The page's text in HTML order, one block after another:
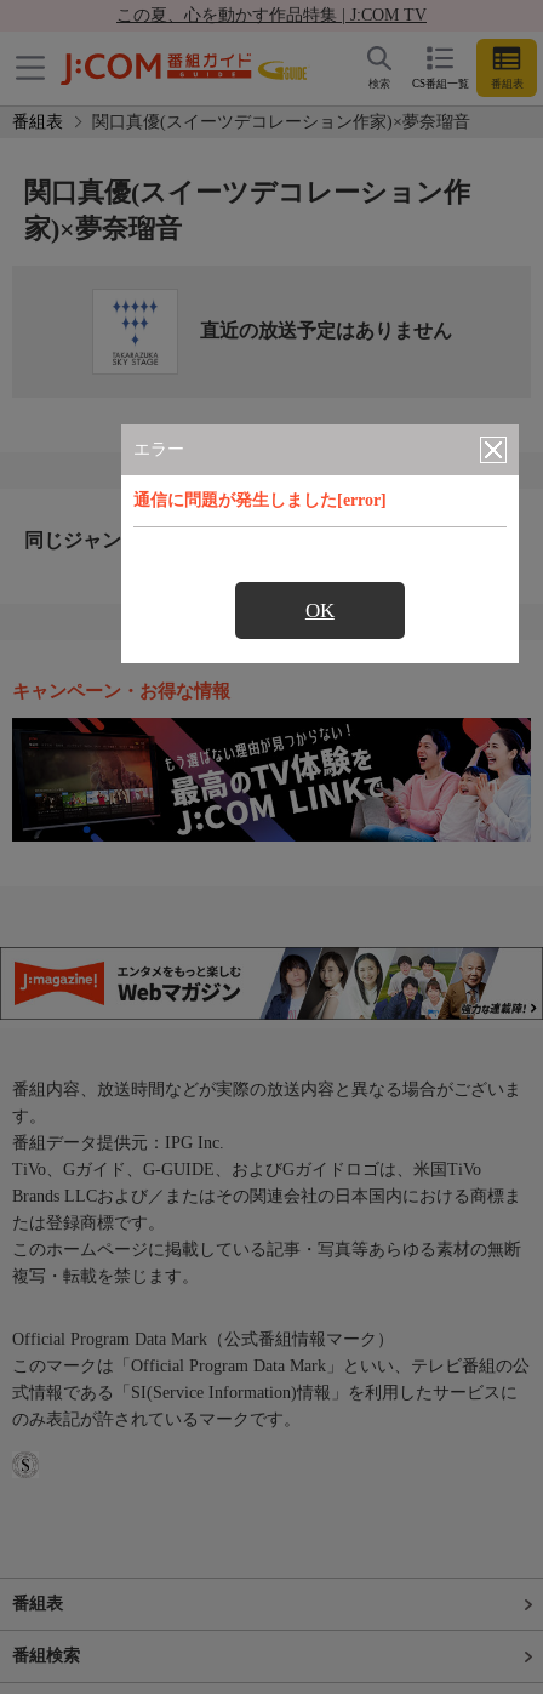
この夏、心を動かす作品特集 | J:COM TV
CS番組一覧 番組表
検索
番組表 関口真優(スイーツデコレーション作家)×夢奈瑠音
エラー
通信に問題が発生しました[error]
OK
関口真優(スイーツデコレーション作
家)×夢奈瑠音
直近の放送予定はありません
同じジャンルのおすすめ番組
キャンペーン・お得な情報
番組内容、放送時間などが実際の放送内容と異なる場合がございま
す。
番組データ提供元：IPG Inc.
TiVo、Gガイド、G-GUIDE、およびGガイドロゴは、米国TiVo
Brands LLCおよび／またはその関連会社の日本国内における商標ま
たは登録商標です。
このホームページに掲載している記事・写真等あらゆる素材の無断
複写・転載を禁じます。
Official Program Data Mark（公式番組情報マーク）
このマークは「Official Program Data Mark」といい、テレビ番組の公
式情報である「SI(Service Information)情報」を利用したサービスに
のみ表記が許されているマークです。
番組表
番組検索